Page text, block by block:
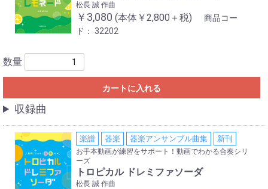
松長 誠 作曲
￥3,080 (本体￥2,800＋税)
商品コー
ド： 32202
数量
カートに入れる
収録曲
楽譜 器楽 器楽アンサンブル曲集 新刊
お手本動画が練習をサポート！動画でわかる合奏シリ
ーズ
トロピカル ドレミファソーダ
松長 誠 作曲